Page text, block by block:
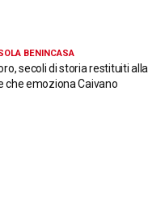
BENINCASA
secoli di storia restituiti alla
che emoziona Caivano